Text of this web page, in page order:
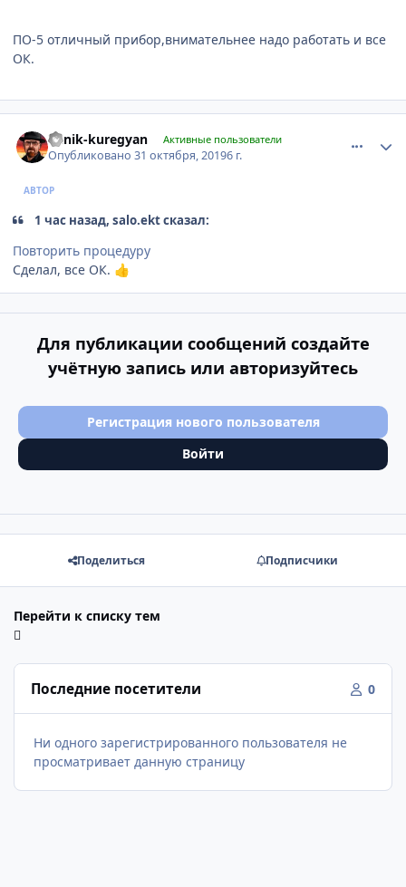
ПО-5 отличный прибор,внимательнее надо работать и все
ОК.
Vanik-kuregyan Активные пользователи
Опубликовано31 октября, 20196 г.
АВТОР
1 час назад, salo.ekt сказал:
Повторить процедуру
Сделал, все ОК. 👍
Для публикации сообщений создайте
учётную запись или авторизуйтесь
Регистрация нового пользователя
Войти
Поделиться Подписчики
Перейти к списку тем
Последние посетители 0
Ни одного зарегистрированного пользователя не
просматривает данную страницу